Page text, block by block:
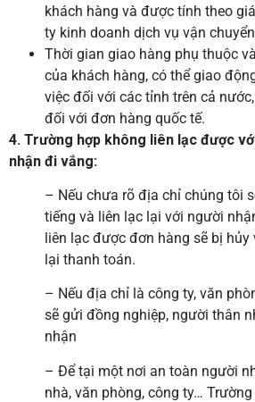
khách hàng và được tính theo
ty kinh doanh dịch vụ vận
Thời gian giao hàng phụ thuộc
của khách hàng, có thể giao
việc đối với các tỉnh trên cả
đối với đơn hàng quốc tế.
4. Trường hợp không liên lạc được
nhận đi vắng:
– Nếu chưa rõ địa chỉ chúng tôi
tiếng và liên lạc lại với người
liên lạc được đơn hàng sẽ bị
lại thanh toán.
– Nếu địa chỉ là công ty, văn
sẽ gửi đồng nghiệp, người thân
nhận
– Để tại một nơi an toàn người
nhà, văn phòng, công ty…